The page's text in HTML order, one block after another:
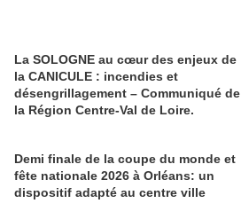
La SOLOGNE au cœur des enjeux de
la CANICULE : incendies et
désengrillagement – Communiqué de
la Région Centre-Val de Loire.
Demi finale de la coupe du monde et
fête nationale 2026 à Orléans: un
dispositif adapté au centre ville